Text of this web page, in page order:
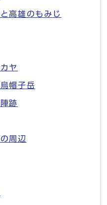
高雄のもみじ
ヤ
帽子岳
跡
周辺